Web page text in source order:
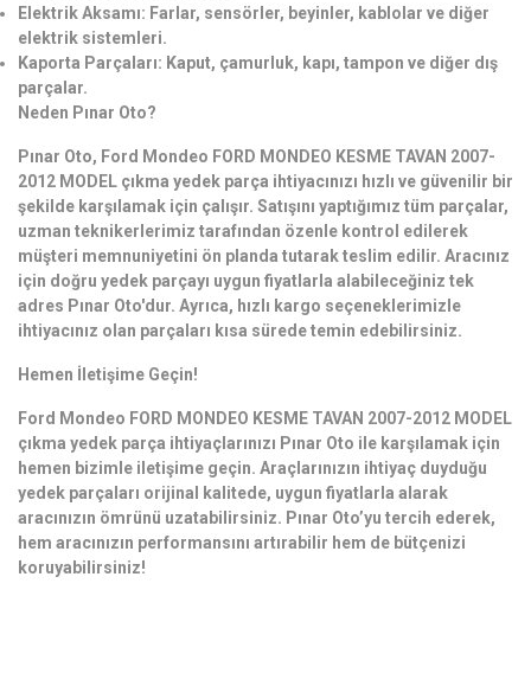
Elektrik Aksamı: Farlar, sensörler, beyinler, kablolar ve diğer
elektrik sistemleri.
Kaporta Parçaları: Kaput, çamurluk, kapı, tampon ve diğer dış
parçalar.
Neden Pınar Oto?
Pınar Oto, Ford Mondeo FORD MONDEO KESME TAVAN 2007-
2012 MODEL çıkma yedek parça ihtiyacınızı hızlı ve güvenilir bir
şekilde karşılamak için çalışır. Satışını yaptığımız tüm parçalar,
uzman teknikerlerimiz tarafından özenle kontrol edilerek
müşteri memnuniyetini ön planda tutarak teslim edilir. Aracınız
için doğru yedek parçayı uygun fiyatlarla alabileceğiniz tek
adres Pınar Oto'dur. Ayrıca, hızlı kargo seçeneklerimizle
ihtiyacınız olan parçaları kısa sürede temin edebilirsiniz.
Hemen İletişime Geçin!
Ford Mondeo FORD MONDEO KESME TAVAN 2007-2012 MODEL
çıkma yedek parça ihtiyaçlarınızı Pınar Oto ile karşılamak için
hemen bizimle iletişime geçin. Araçlarınızın ihtiyaç duyduğu
yedek parçaları orijinal kalitede, uygun fiyatlarla alarak
aracınızın ömrünü uzatabilirsiniz. Pınar Oto’yu tercih ederek,
hem aracınızın performansını artırabilir hem de bütçenizi
koruyabilirsiniz!